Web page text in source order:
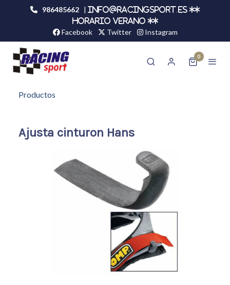
986485662 |
info@racingsport.es **
HORARIO VERANO **
Facebook Twitter Instagram
0
Productos
Ajusta cinturon Hans